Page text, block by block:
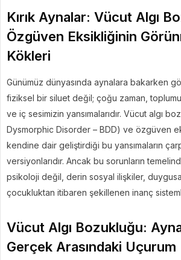
Kırık Aynalar: Vücut Algı
Özgüven Eksikliğinin
Kökleri
Günümüz dünyasında aynalara bakarken
fiziksel bir siluet değil; çoğu zaman,
ve iç sesimizin yansımalarıdır. Vücut algı
Dysmorphic Disorder – BDD) ve özgüven
kendine dair geliştirdiği bu yansımaların
versiyonlarıdır. Ancak bu sorunların
psikoloji değil, derin sosyal ilişkiler,
çocukluktan itibaren şekillenen inanç
Vücut Algı Bozukluğu:
Gerçek Arasındaki Uçurum